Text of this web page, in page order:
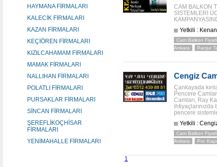
HAYMANA FİRMALARI
KALECİK FİRMALARI
KAZAN FİRMALARI
KEÇİÖREN FİRMALARI
KIZILCAHAMAM FİRMALARI
MAMAK FİRMALARI
NALLIHAN FİRMALARI
POLATLI FİRMALARI
PURSAKLAR FİRMALARI
SİNCAN FİRMALARI
ŞEREFLİKOÇHİSAR
FİRMALARI
YENİMAHALLE FİRMALARI
CAM BALKON
SİSTEMLERİ
Yetkili :
Cam Balkon
Ankara
Panjur
Cengiz
Çankayada
Pencere
Camları, Ray
pencere
Yetkili :
Cam Balkon
Ankara
Pvc
1